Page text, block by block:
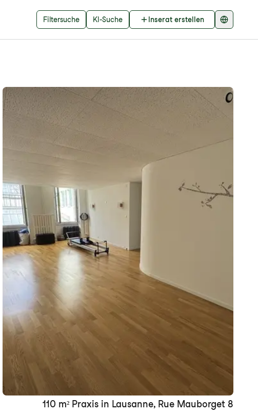
Filtersuche KI-Suche Inserat erstellen
+7 Bilder
110 m² Praxis in Lausanne, Rue Mauborget 8